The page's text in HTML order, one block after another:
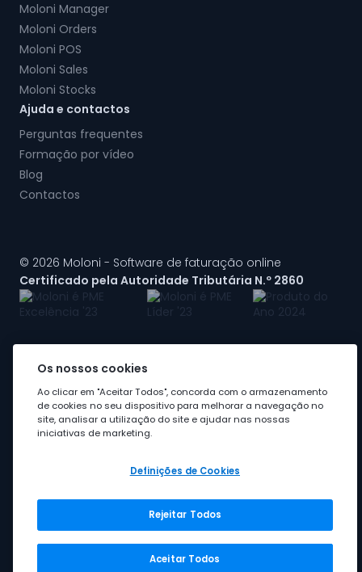
Moloni Manager
Moloni Orders
Moloni POS
Moloni Sales
Moloni Stocks
Ajuda e contactos
Perguntas frequentes
Formação por vídeo
Blog
Contactos
© 2026 Moloni - Software de faturação online
Certificado pela Autoridade Tributária N.º 2860
A Moloni faz parte dogrupo Visma
Grupo Visma
Visma em Portugal
Os nossos cookies
Ao clicar em "Aceitar Todos", concorda com o armazenamento
de cookies no seu dispositivo para melhorar a navegação no
site, analisar a utilização do site e ajudar nas nossas
iniciativas de marketing.
Definições de Cookies
Rejeitar Todos
Aceitar Todos